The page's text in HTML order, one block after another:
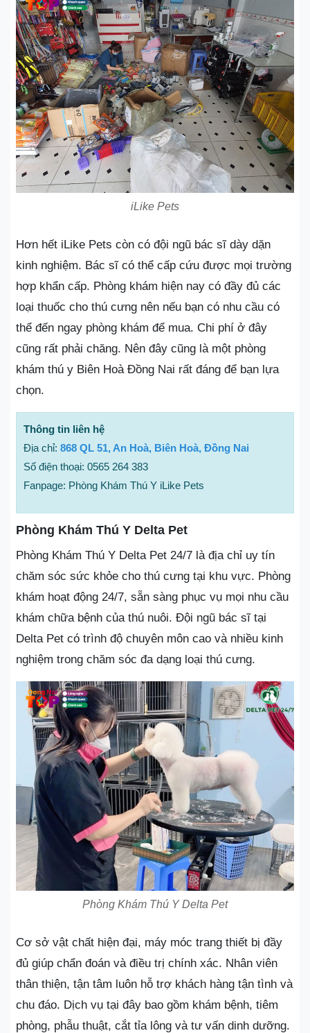
iLike Pets
Hơn hết iLike Pets còn có đội ngũ bác sĩ dày dặn
kinh nghiệm. Bác sĩ có thể cấp cứu được mọi trường
hợp khẩn cấp. Phòng khám hiện nay có đầy đủ các
loại thuốc cho thú cưng nên nếu bạn có nhu cầu có
thể đến ngay phòng khám để mua. Chi phí ở đây
cũng rất phải chăng. Nên đây cũng là một phòng
khám thú y Biên Hoà Đồng Nai rất đáng để bạn lựa
chọn.
Thông tin liên hệ
Địa chỉ: 868 QL 51, An Hoà, Biên Hoà, Đồng Nai
Số điện thoại: 0565 264 383
Fanpage: Phòng Khám Thú Y iLike Pets
Phòng Khám Thú Y Delta Pet
Phòng Khám Thú Y Delta Pet 24/7 là địa chỉ uy tín
chăm sóc sức khỏe cho thú cưng tại khu vực. Phòng
khám hoạt động 24/7, sẵn sàng phục vụ mọi nhu cầu
khám chữa bệnh của thú nuôi. Đội ngũ bác sĩ tại
Delta Pet có trình độ chuyên môn cao và nhiều kinh
nghiệm trong chăm sóc đa dạng loại thú cưng.
Phòng Khám Thú Y Delta Pet
Cơ sở vật chất hiện đại, máy móc trang thiết bị đầy
đủ giúp chẩn đoán và điều trị chính xác. Nhân viên
thân thiện, tận tâm luôn hỗ trợ khách hàng tận tình và
chu đáo. Dịch vụ tại đây bao gồm khám bệnh, tiêm
phòng, phẫu thuật, cắt tỉa lông và tư vấn dinh dưỡng.